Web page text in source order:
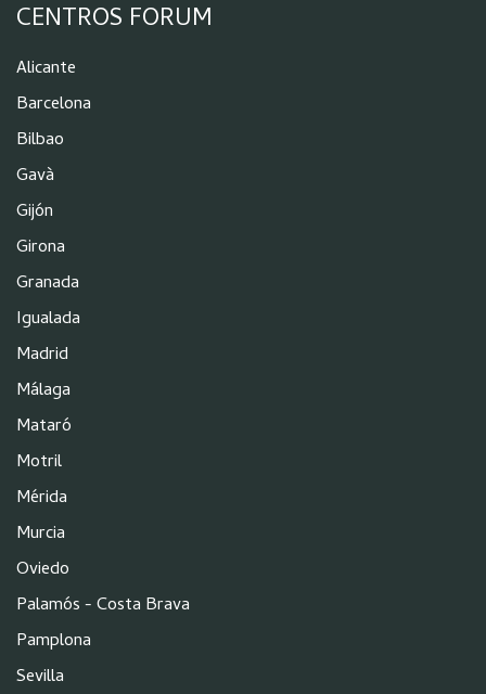
CENTROS FORUM
Alicante
Barcelona
Bilbao
Gavà
Gijón
Girona
Granada
Igualada
Madrid
Málaga
Mataró
Motril
Mérida
Murcia
Oviedo
Palamós - Costa Brava
Pamplona
Sevilla